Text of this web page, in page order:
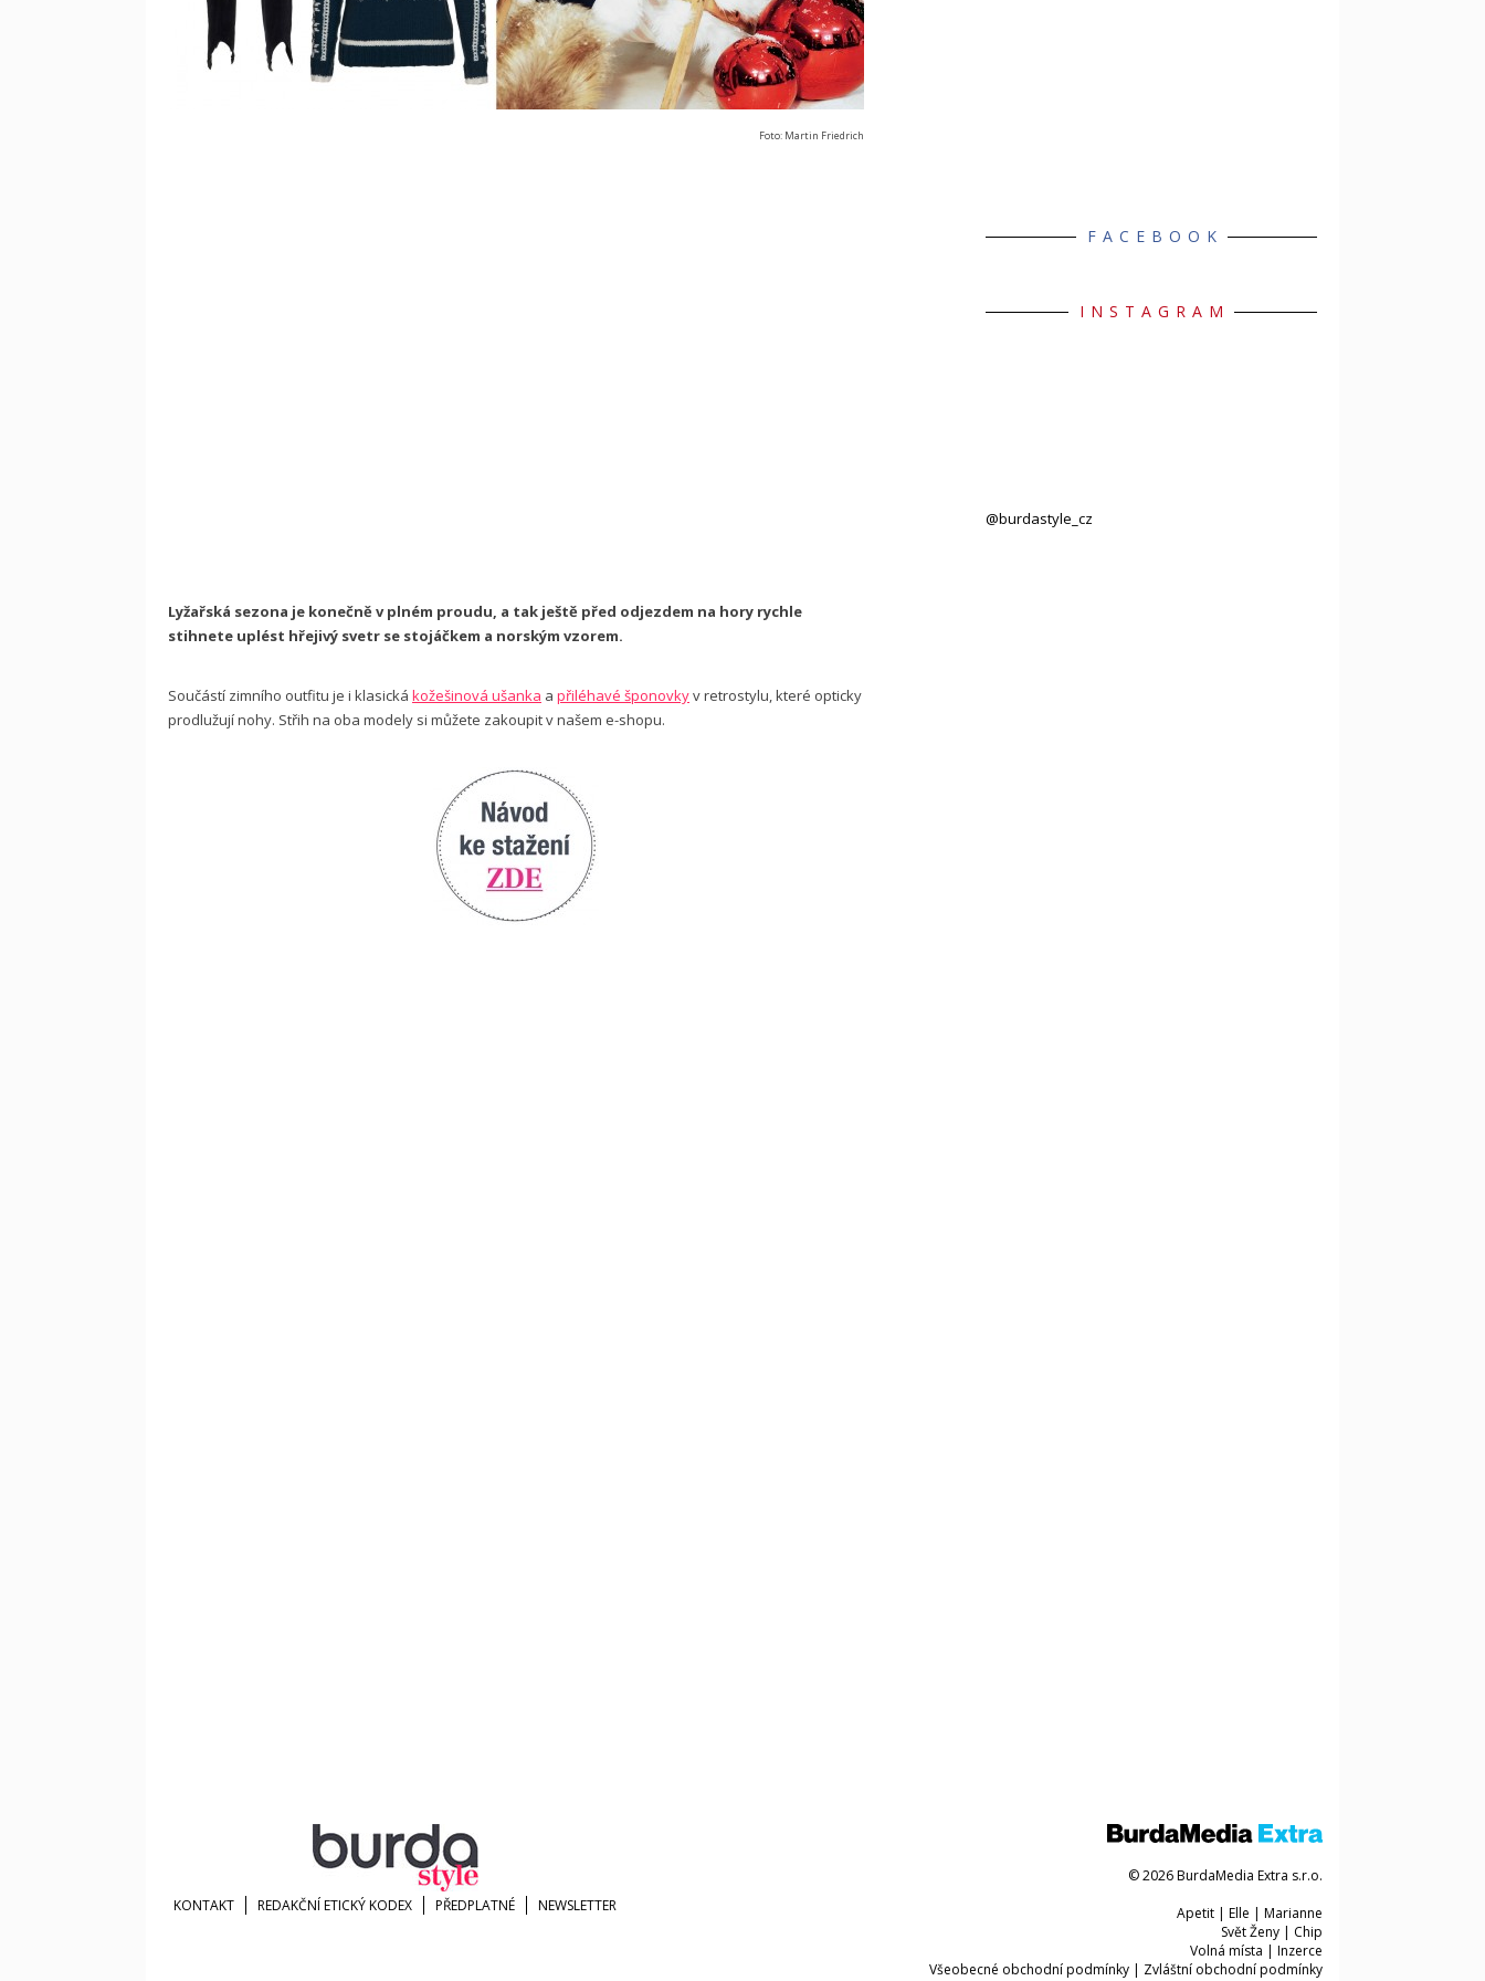
Foto: Martin Friedrich
Lyžařská sezona je konečně v plném proudu, a tak ještě před odjezdem na hory rychle
stihnete uplést hřejivý svetr se stojáčkem a norským vzorem.
Součástí zimního outfitu je i klasická kožešinová ušanka a přiléhavé šponovkyv retrostylu, které opticky
prodlužují nohy. Střih na oba modely si můžete zakoupit v našem e-shopu.
FACEBOOK
INSTAGRAM
@burdastyle_cz
KONTAKT REDAKČNÍ ETICKÝ KODEX PŘEDPLATNÉ NEWSLETTER
© 2026 BurdaMedia Extra s.r.o.
Apetit | Elle | Marianne
Svět Ženy | Chip
Volná místa | Inzerce
Všeobecné obchodní podmínky | Zvláštní obchodní podmínky